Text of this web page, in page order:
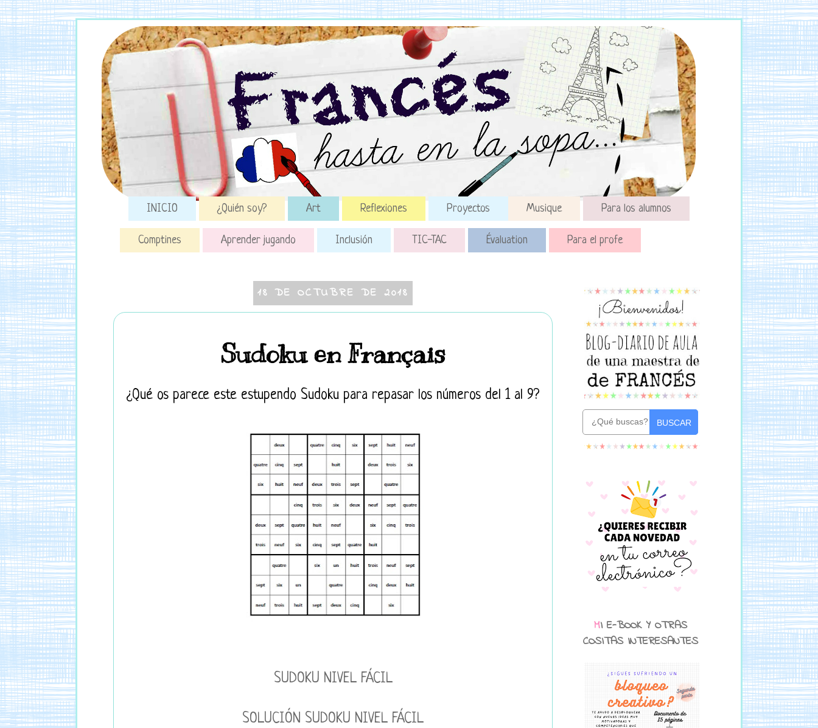
INICIO ¿Quién soy? Art Reflexiones Proyectos Musique Para los alumnos
Comptines Aprender jugando Inclusión TIC-TAC Évaluation Para el profe
18 DE OCTUBRE DE 2018
Sudoku en Français
¿Qué os parece este estupendo Sudoku para repasar los números del 1 al 9?
SUDOKU NIVEL FÁCIL
SOLUCIÓN SUDOKU NIVEL FÁCIL
BUSCAR
MI E-BOOK Y OTRAS
COSITAS INTERESANTES